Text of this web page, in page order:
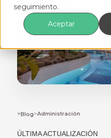
seguimiento.
Aceptar
>Blog>Administración
ÚLTIMA ACTUALIZACIÓN